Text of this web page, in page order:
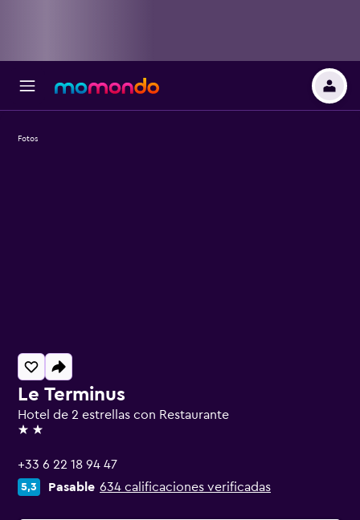
Le Terminus
Hotel de 2 estrellas con Restaurante
2 estrellas
+33 6 22 18 94 47
5,3 Pasable 634 calificaciones verificadas
Fotos